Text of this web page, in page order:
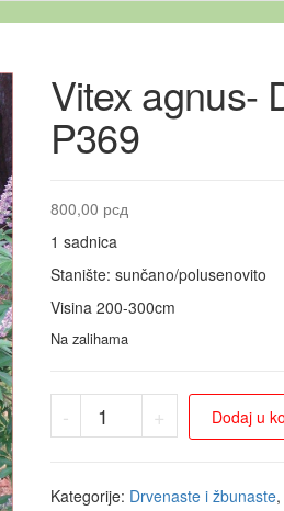
Vitex agnus-
P369
800,00 рсд
1 sadnica
Stanište: sunčano/polusenovito
Visina 200-300cm
Na zalihama
- + Dodaj u
Kategorije: Drvenaste i žbunaste,